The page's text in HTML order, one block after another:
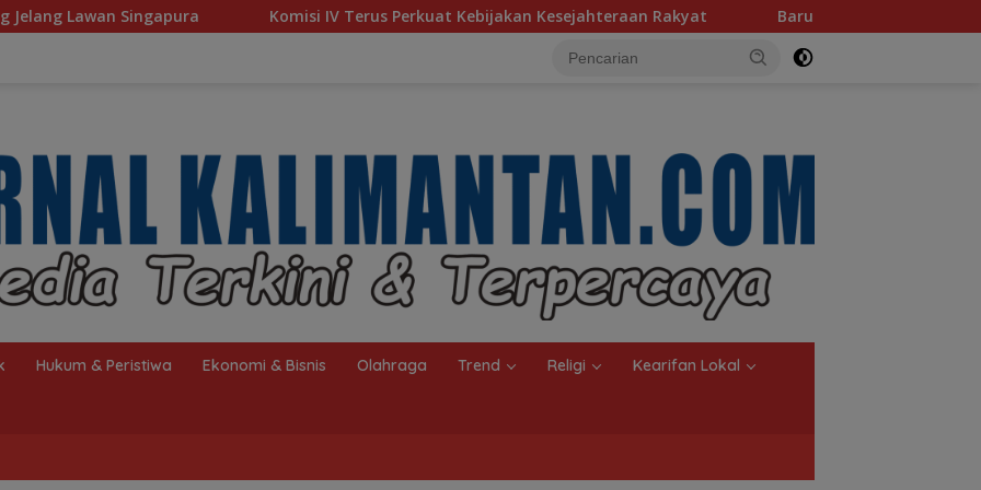
Komisi IV Terus Perkuat Kebijakan Kesejahteraan Rakyat Baru 10 Persen, Aktivasi IKD Banjarmasin Didorong
Hukum & Peristiwa Ekonomi & Bisnis Olahraga Trend Religi Kearifan Lokal